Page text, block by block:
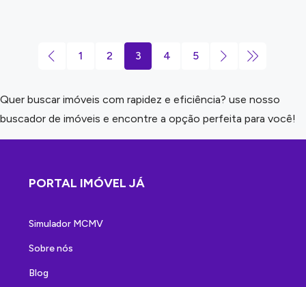
1 2 3 4 5
Quer buscar imóveis com rapidez e eficiência? use nosso
buscador de imóveis e encontre a opção perfeita para você!
PORTAL IMÓVEL JÁ
Simulador MCMV
Sobre nós
Blog